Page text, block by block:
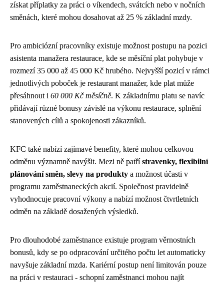
získat příplatky za práci o víkendech, svátcích nebo v nočních
směnách, které mohou dosahovat až 25 % základní mzdy.
Pro ambiciózní pracovníky existuje možnost postupu na pozici
asistenta manažera restaurace, kde se měsíční plat pohybuje v
rozmezí 35 000 až 45 000 Kč hrubého. Nejvyšší pozicí v rámci
jednotlivých poboček je restaurant manažer, kde plat může
přesáhnout i 60 000 Kč měsíčně. K základnímu platu se navíc
přidávají různé bonusy závislé na výkonu restaurace, splnění
stanovených cílů a spokojenosti zákazníků.
KFC také nabízí zajímavé benefity, které mohou celkovou
odměnu významně navýšit. Mezi ně patřístravenky, flexibilní
plánování směn, slevy na produkty a možnost účasti v
programu zaměstnaneckých akcií. Společnost pravidelně
vyhodnocuje pracovní výkony a nabízí možnost čtvrtletních
odměn na základě dosažených výsledků.
Pro dlouhodobé zaměstnance existuje program věrnostních
bonusů, kdy se po odpracování určitého počtu let automaticky
navyšuje základní mzda. Kariérní postup není limitován pouze
na práci v restauraci - schopní zaměstnanci mohou najít